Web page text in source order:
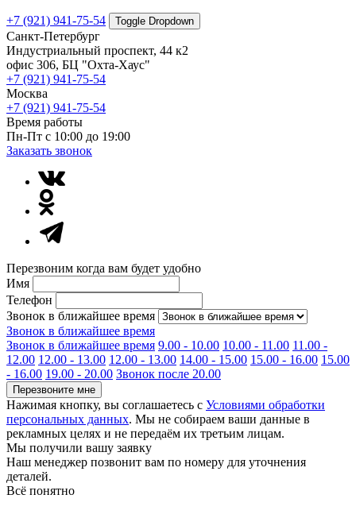
+7 (921) 941-75-54 Toggle Dropdown
Санкт-Петербург
Индустриальный проспект, 44 к2
офис 306, БЦ "Охта-Хаус"
+7 (921) 941-75-54
Москва
+7 (921) 941-75-54
Время работы
Пн-Пт с 10:00 до 19:00
Заказать звонок
Перезвоним когда вам будет удобно
Имя
Телефон
Звонок в ближайшее время
Звонок в ближайшее время
Звонок в ближайшее время 9.00 - 10.00 10.00 - 11.00 11.00 -
12.00 12.00 - 13.00 12.00 - 13.00 14.00 - 15.00 15.00 - 16.00 15.00
- 16.00 19.00 - 20.00 Звонок после 20.00
Перезвоните мне
Нажимая кнопку, вы соглашаетесь с Условиями обработки
персональных данных. Мы не собираем ваши данные в
рекламных целях и не передаём их третьим лицам.
Мы получили вашу заявку
Наш менеджер позвонит вам по номеру для уточнения
деталей.
Всё понятно